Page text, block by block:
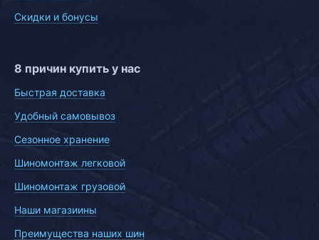
Скидки и бонусы
8 причин купить у нас
Быстрая доставка
Удобный самовывоз
Сезонное хранение
Шиномонтаж легковой
Шиномонтаж грузовой
Наши магазиины
Преимущества наших шин